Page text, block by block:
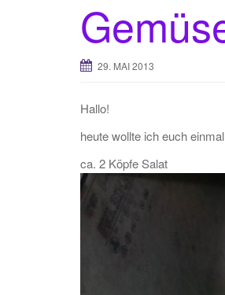
29. MAI 2013
Hallo!
heute wollte ich euch
ca. 2 Köpfe Salat